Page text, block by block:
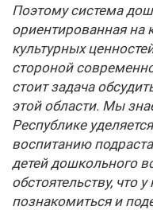
Поэтому система
ориентированная на
культурных
стороной
стоит задача
этой области. Мы
Республике
воспитанию
детей дошкольного
обстоятельству, что
познакомиться и